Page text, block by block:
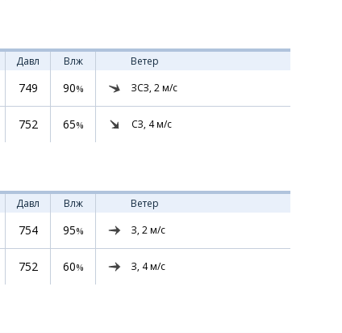
Давл Влж
Ветер
749 90% ЗСЗ, 2м/с
752 65% СЗ, 4м/с
Давл Влж
Ветер
754 95% З, 2м/с
752 60% З, 4м/с